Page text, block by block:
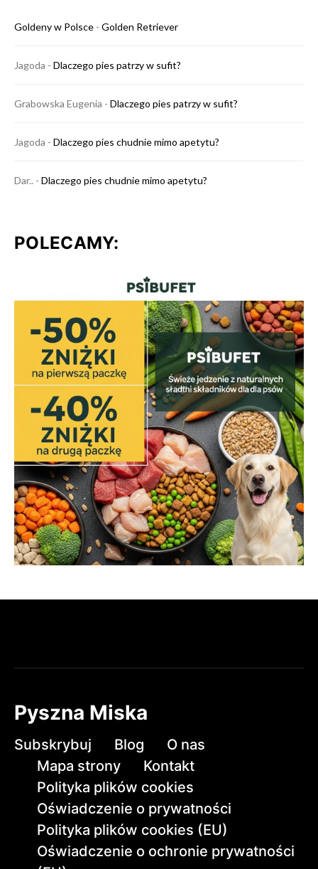
Goldeny w Polsce - Golden Retriever
Jagoda - Dlaczego pies patrzy w sufit?
Grabowska Eugenia - Dlaczego pies patrzy w sufit?
Jagoda - Dlaczego pies chudnie mimo apetytu?
Dar.. - Dlaczego pies chudnie mimo apetytu?
POLECAMY:
Pyszna Miska
Subskrybuj Blog
O nas
Mapa strony
Kontakt
Polityka plików cookies
Oświadczenie o prywatności
Polityka plików cookies (EU)
Oświadczenie o ochronie prywatności